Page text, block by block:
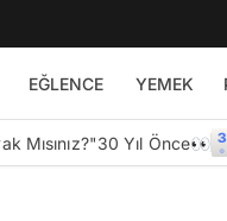
EĞLENCE YEMEK
Mısınız?"30 Yıl Önce👀